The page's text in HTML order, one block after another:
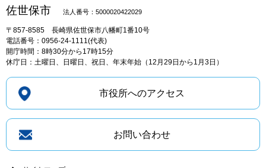
佐世保市 法人番号：5000020422029
〒857-8585 長崎県佐世保市八幡町1番10号
電話番号：0956-24-1111(代表)
開庁時間：8時30分から17時15分
休庁日：土曜日、日曜日、祝日、年末年始（12月29日から1月3日）
市役所へのアクセス
お問い合わせ